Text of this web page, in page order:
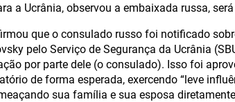
a Ucrânia, observou a embaixada russa,
que o consulado russo foi notificado
pelo Serviço de Segurança da Ucrânia
por parte dele (o consulado). Isso foi
de forma esperada, exercendo “leve
sua família e sua esposa